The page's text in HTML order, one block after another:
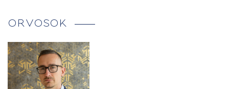
ORVOSOK